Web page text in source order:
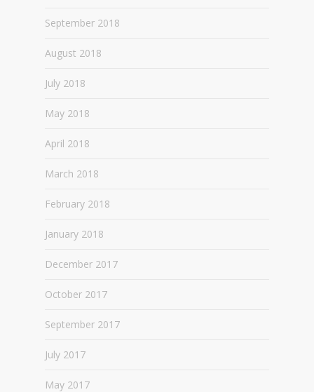
September 2018
August 2018
July 2018
May 2018
April 2018
March 2018
February 2018
January 2018
December 2017
October 2017
September 2017
July 2017
May 2017